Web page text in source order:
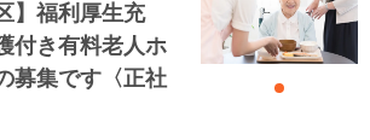
】福利厚生充
付き有料老人ホ
募集です〈正社